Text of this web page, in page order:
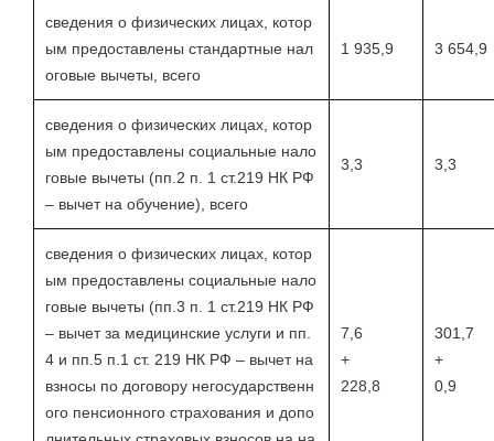
сведения о физических лицах, котор
ым предоставлены стандартные нал
оговые вычеты, всего
1 935,9 3 654,9
сведения о физических лицах, котор
ым предоставлены социальные нало
говые вычеты (пп.2 п. 1 ст.219 НК РФ
– вычет на обучение), всего
3,3 3,3
сведения о физических лицах, котор
ым предоставлены социальные нало
говые вычеты (пп.3 п. 1 ст.219 НК РФ
– вычет за медицинские услуги и пп.
4 и пп.5 п.1 ст. 219 НК РФ – вычет на
взносы по договору негосударственн
ого пенсионного страхования и допо
7,6
+
228,8
301,7
+
0,9